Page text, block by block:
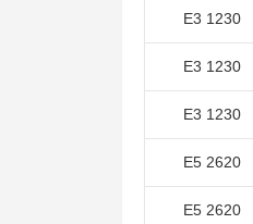
E3 1230
E3 1230
E3 1230
E5 2620
E5 2620